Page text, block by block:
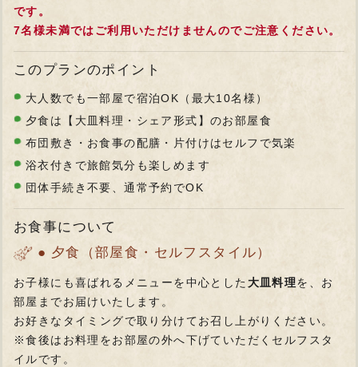
です。
7名様未満ではご利用いただけませんのでご注意ください。
このプランのポイント
大人数でも一部屋で宿泊OK（最大10名様）
夕食は【大皿料理・シェア形式】のお部屋食
布団敷き・お食事の配膳・片付けはセルフで気楽
浴衣付きで旅館気分も楽しめます
団体手続き不要、通常予約でOK
お食事について
● 夕食（部屋食・セルフスタイル）
お子様にも喜ばれるメニューを中心とした 大皿料理を、お
部屋までお届けいたします。
お好きなタイミングで取り分けてお召し上がりください。
※食後はお料理をお部屋の外へ下げていただくセルフスタ
イルです。